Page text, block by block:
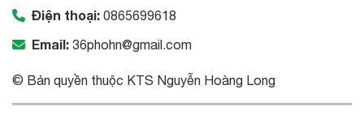
Điện thoại: 0865699618
Email: 36phohn@gmail.com
© Bản quyền thuộc KTS Nguyễn Hoàng Long